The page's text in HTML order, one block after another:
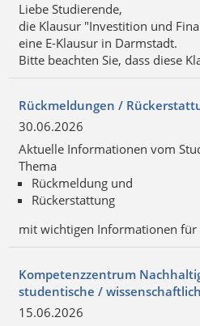
Liebe Studierende,
die Klausur "Investition und
eine E-Klausur in Darmstadt.
Bitte beachten Sie, dass diese
Details
Rückmeldungen /
30.06.2026
Aktuelle Informationen vom
Thema
Rückmeldung und
Rückerstattung
mit wichtigen Informationen
Details
Kompetenzzentrum
studentische /
15.06.2026